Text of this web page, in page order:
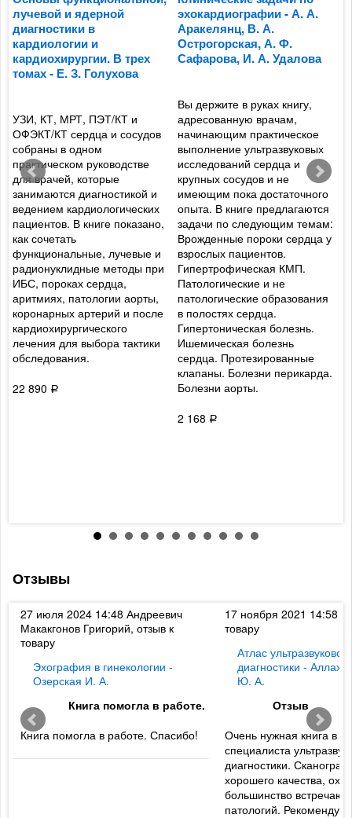
лучевой и ядерной
диагностики в
кардиологии и
кардиохирургии. В трех
томах - Е. З. Голухова
УЗИ, КТ, МРТ, ПЭТ/КТ и
ОФЭКТ/КТ сердца и сосудов
собраны в одном
практическом руководстве
для врачей, которые
занимаются диагностикой и
ведением кардиологических
пациентов. В книге показано,
как сочетать
функциональные, лучевые и
радионуклидные методы при
ИБС, пороках сердца,
аритмиях, патологии аорты,
коронарных артерий и после
кардиохирургического
лечения для выбора тактики
обследования.
22 890 Р
эхокардиографии - А. А.
Аракелянц, В. А.
Острогорская, А. Ф.
Сафарова, И. А. Удалова
Вы держите в руках книгу,
адресованную врачам,
начинающим практическое
выполнение ультразвуковых
исследований сердца и
крупных сосудов и не
имеющим пока достаточного
опыта. В книге предлагаются
задачи по следующим темам:
Врожденные пороки сердца у
взрослых пациентов.
Гипертрофическая КМП.
Патологические и не
патологические образования
в полостях сердца.
Гипертоническая болезнь.
Ишемическая болезнь
сердца. Протезированные
клапаны. Болезни перикарда.
Болезни аорты.
2 168 Р
Отзывы
27 июля 2024 14:48 Андреевич
Макакгонов Григорий, отзыв к
товару
Эхография в гинекологии -
Озерская И. А.
Книга помогла в работе.
Книга помогла в работе. Спасибо!
17 ноября 2021 14:58
товару
Атлас ультразвуковой
диагностики -
Ю. А.
Отзыв
Очень нужная книга в
специалиста
диагностики.
хорошего качества,
большинство
патологий. Рекомендую